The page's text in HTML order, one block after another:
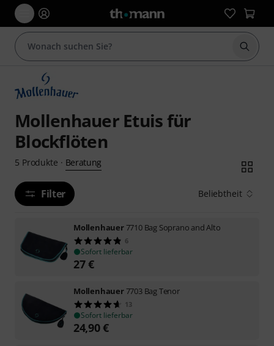
Suche
Mollenhauer Etuis für
Blockflöten
5 Produkte · Beratung
Filter Beliebtheit
Mollenhauer7710 Bag Soprano and Alto
6
Sofort lieferbar
27€
Mollenhauer7703 Bag Tenor
13
Sofort lieferbar
24,90€